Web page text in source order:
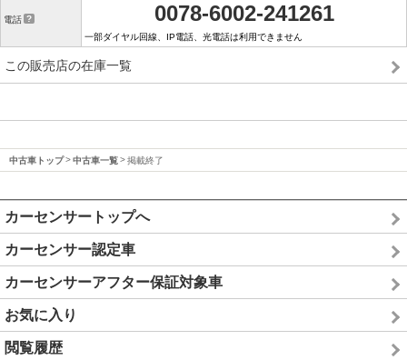
電話 0078-6002-241261
一部ダイヤル回線、IP電話、光電話は利用できません
この販売店の在庫一覧
中古車トップ 中古車一覧 掲載終了
カーセンサートップへ
カーセンサー認定車
カーセンサーアフター保証対象車
お気に入り
閲覧履歴